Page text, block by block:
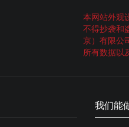
本网站外观
不得抄袭和
京）有限公
所有数据以
我们能